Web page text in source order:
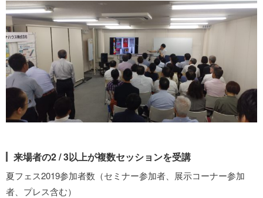
来場者の2 / 3以上が複数セッションを受講
夏フェス2019参加者数（セミナー参加者、展示コーナー参加
者、プレス含む）